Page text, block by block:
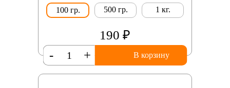
100 гр. 500 гр. 1 кг.
190 ₽
+
- В корзину